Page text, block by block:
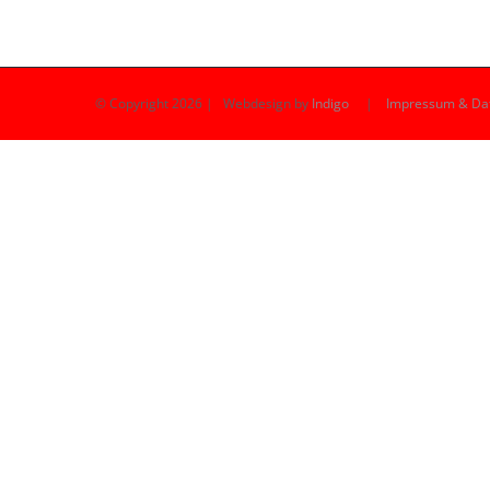
© Copyright2026 | Webdesign by Indigo | Impressum &